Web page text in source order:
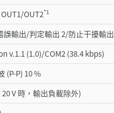
OUT2*1
誤輸出/判定輸出 2/防止干擾輸出
v.1.1 (1.0)/COM2 (38.4 kbps)
(P-P) 10 %
V 時，輸出負載除外)